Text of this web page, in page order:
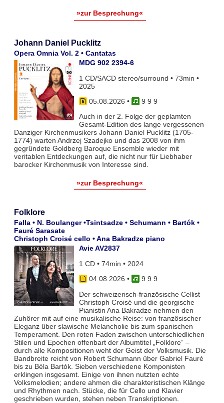
»zur Besprechung«
Johann Daniel Pucklitz
Opera Omnia Vol. 2 • Cantatas
MDG 902 2394-6
1 CD/SACD stereo/surround • 73min •
2025
05.08.2026 •
9 9 9
Auch in der 2. Folge der geplamten
Gesamt-Edition des lange vergessenen
Danziger Kirchenmusikers Johann Daniel Pucklitz (1705-
1774) warten Andrzej Szadejko und das 2008 von ihm
gegründete Goldberg Baroque Ensemble wieder mit
veritablen Entdeckungen auf, die nicht nur für Liebhaber
barocker Kirchenmusik von Interesse sind.
»zur Besprechung«
Folklore
Falla • N. Boulanger •Tsintsadze • Schumann • Bartók •
Fauré Sarasate
Christoph Croisé cello • Ana Bakradze piano
Avie AV2837
1 CD • 74min • 2024
04.08.2026 •
9 9 9
Der schweizerisch-französische Cellist
Christoph Croisé und die georgische
Pianistin Ana Bakradze nehmen den
Zuhörer mit auf eine musikalische Reise: von französischer
Eleganz über slawische Melancholie bis zum spanischen
Temperament. Den roten Faden zwischen unterschiedlichen
Stilen und Epochen offenbart der Albumtitel „Folklore“ –
durch alle Kompositionen weht der Geist der Volksmusik. Die
Bandbreite reicht von Robert Schumann über Gabriel Fauré
bis zu Béla Bartók. Sieben verschiedene Komponisten
erklingen insgesamt. Einige von ihnen nutzten echte
Volksmelodien; andere ahmen die charakteristischen Klänge
und Rhythmen nach. Stücke, die für Cello und Klavier
geschrieben wurden, stehen neben Transkriptionen.